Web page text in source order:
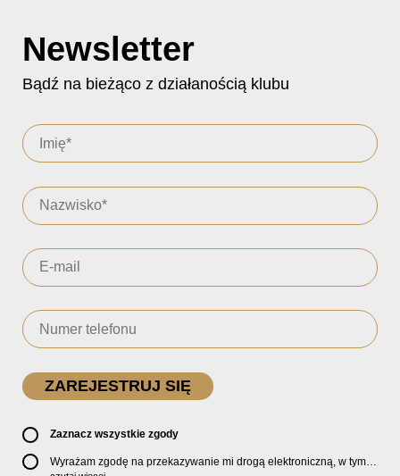
Newsletter
Bądź na bieżąco z działanością klubu
Zaznacz wszystkie zgody
Wyrażam zgodę na przekazywanie mi drogą elektroniczną, w tym